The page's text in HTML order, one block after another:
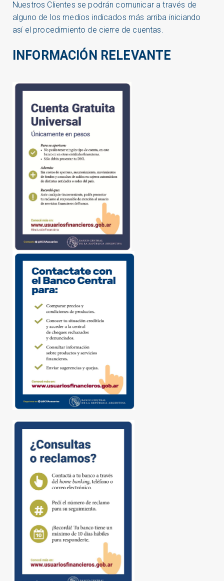
Nuestros Clientes se podrán comunicar a través de
alguno de los medios indicados más arriba iniciando
así el procedimiento de cierre de cuentas.
INFORMACIÓN RELEVANTE